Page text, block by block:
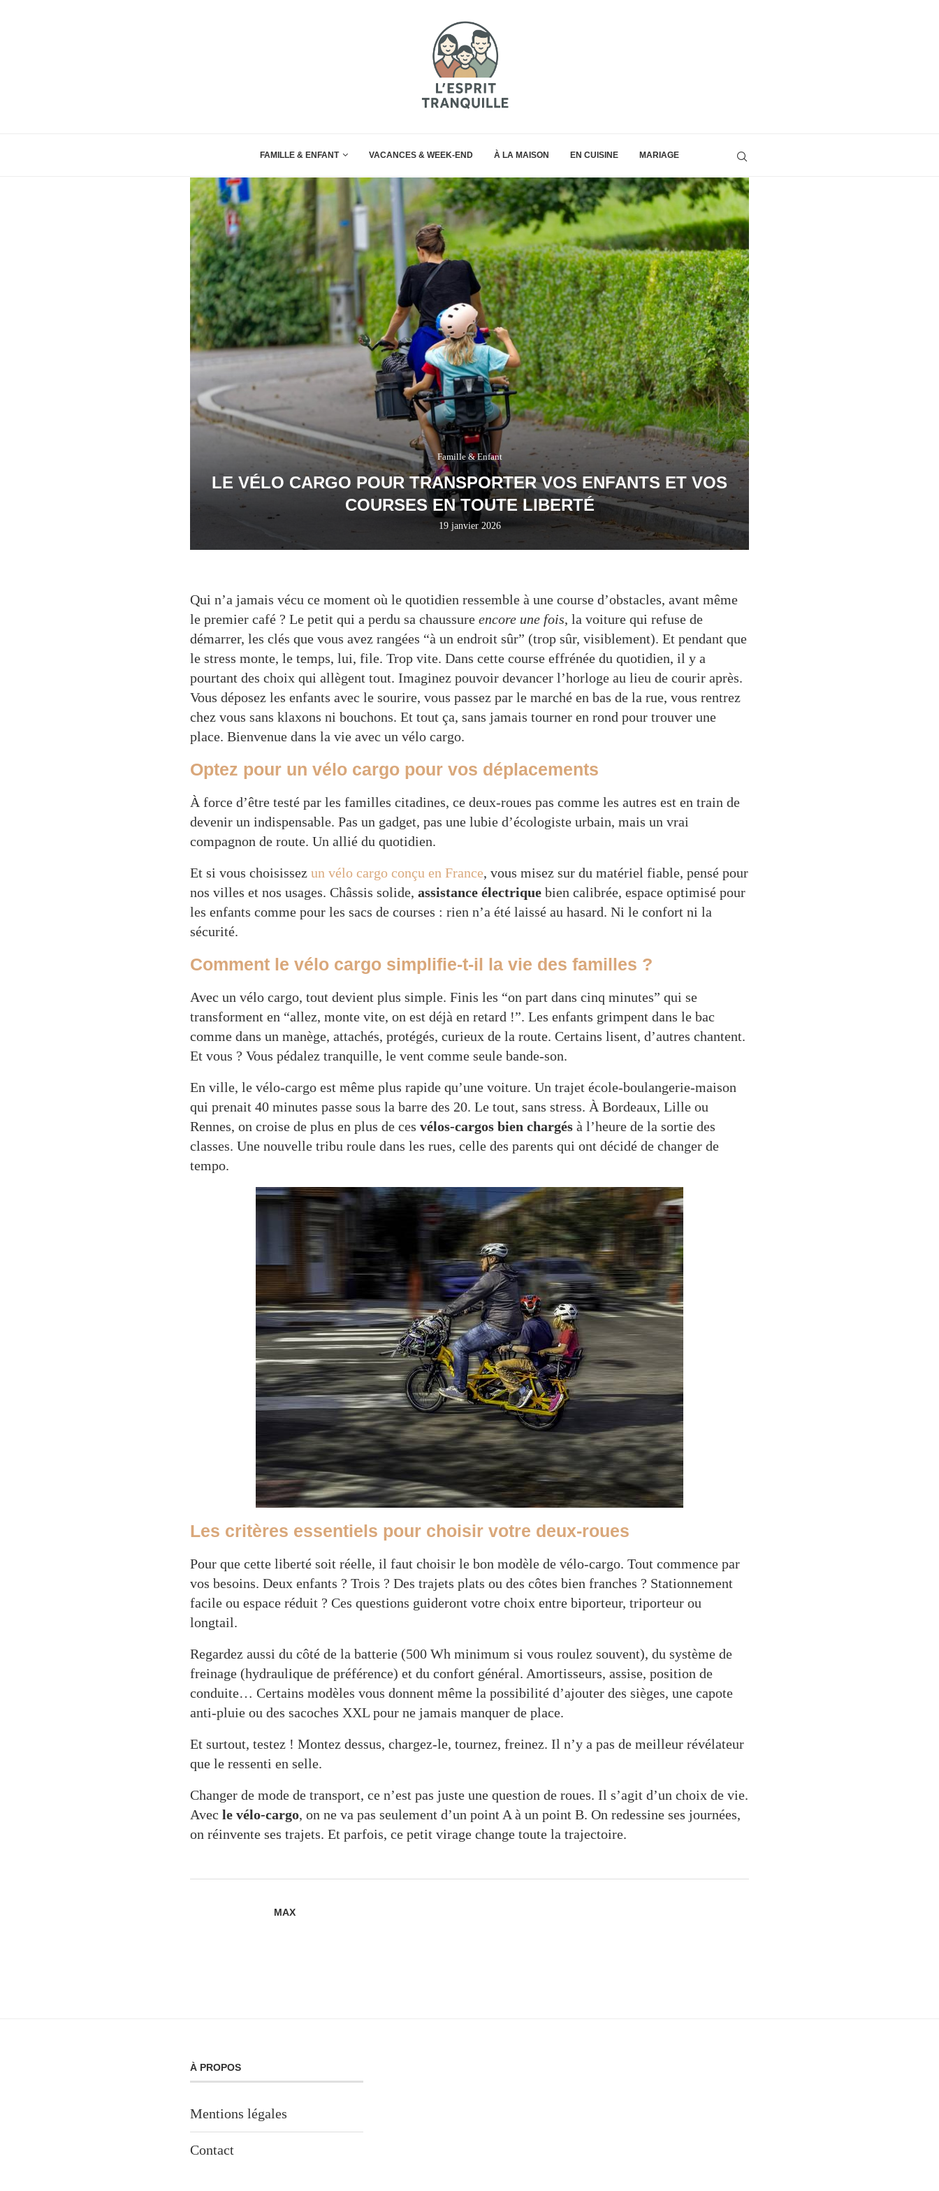
FAMILLE & ENFANT VACANCES & WEEK-END À LA MAISON EN CUISINE MARIAGE
Famille & Enfant
LE VÉLO CARGO POUR TRANSPORTER VOS ENFANTS ET VOS
COURSES EN TOUTE LIBERTÉ
19 janvier 2026
Qui n’a jamais vécu ce moment où le quotidien ressemble à une course d’obstacles, avant même
le premier café ? Le petit qui a perdu sa chaussure encore une fois, la voiture qui refuse de
démarrer, les clés que vous avez rangées “à un endroit sûr” (trop sûr, visiblement). Et pendant que
le stress monte, le temps, lui, file. Trop vite. Dans cette course effrénée du quotidien, il y a
pourtant des choix qui allègent tout. Imaginez pouvoir devancer l’horloge au lieu de courir après.
Vous déposez les enfants avec le sourire, vous passez par le marché en bas de la rue, vous rentrez
chez vous sans klaxons ni bouchons. Et tout ça, sans jamais tourner en rond pour trouver une
place. Bienvenue dans la vie avec un vélo cargo.
Optez pour un vélo cargo pour vos déplacements
À force d’être testé par les familles citadines, ce deux-roues pas comme les autres est en train de
devenir un indispensable. Pas un gadget, pas une lubie d’écologiste urbain, mais un vrai
compagnon de route. Un allié du quotidien.
Et si vous choisissez un vélo cargo conçu en France, vous misez sur du matériel fiable, pensé pour
nos villes et nos usages. Châssis solide, assistance électrique bien calibrée, espace optimisé pour
les enfants comme pour les sacs de courses : rien n’a été laissé au hasard. Ni le confort ni la
sécurité.
Comment le vélo cargo simplifie-t-il la vie des familles ?
Avec un vélo cargo, tout devient plus simple. Finis les “on part dans cinq minutes” qui se
transforment en “allez, monte vite, on est déjà en retard !”. Les enfants grimpent dans le bac
comme dans un manège, attachés, protégés, curieux de la route. Certains lisent, d’autres chantent.
Et vous ? Vous pédalez tranquille, le vent comme seule bande-son.
En ville, le vélo-cargo est même plus rapide qu’une voiture. Un trajet école-boulangerie-maison
qui prenait 40 minutes passe sous la barre des 20. Le tout, sans stress. À Bordeaux, Lille ou
Rennes, on croise de plus en plus de ces vélos-cargos bien chargés à l’heure de la sortie des
classes. Une nouvelle tribu roule dans les rues, celle des parents qui ont décidé de changer de
tempo.
Les critères essentiels pour choisir votre deux-roues
Pour que cette liberté soit réelle, il faut choisir le bon modèle de vélo-cargo. Tout commence par
vos besoins. Deux enfants ? Trois ? Des trajets plats ou des côtes bien franches ? Stationnement
facile ou espace réduit ? Ces questions guideront votre choix entre biporteur, triporteur ou
longtail.
Regardez aussi du côté de la batterie (500 Wh minimum si vous roulez souvent), du système de
freinage (hydraulique de préférence) et du confort général. Amortisseurs, assise, position de
conduite… Certains modèles vous donnent même la possibilité d’ajouter des sièges, une capote
anti-pluie ou des sacoches XXL pour ne jamais manquer de place.
Et surtout, testez ! Montez dessus, chargez-le, tournez, freinez. Il n’y a pas de meilleur révélateur
que le ressenti en selle.
Changer de mode de transport, ce n’est pas juste une question de roues. Il s’agit d’un choix de vie.
Avec le vélo-cargo, on ne va pas seulement d’un point A à un point B. On redessine ses journées,
on réinvente ses trajets. Et parfois, ce petit virage change toute la trajectoire.
MAX
À PROPOS
Mentions légales
Contact